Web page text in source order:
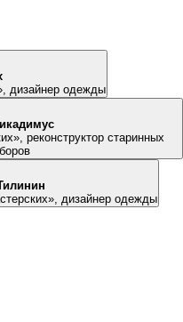
дизайнер одежды
реконструктор старинных
дизайнер одежды